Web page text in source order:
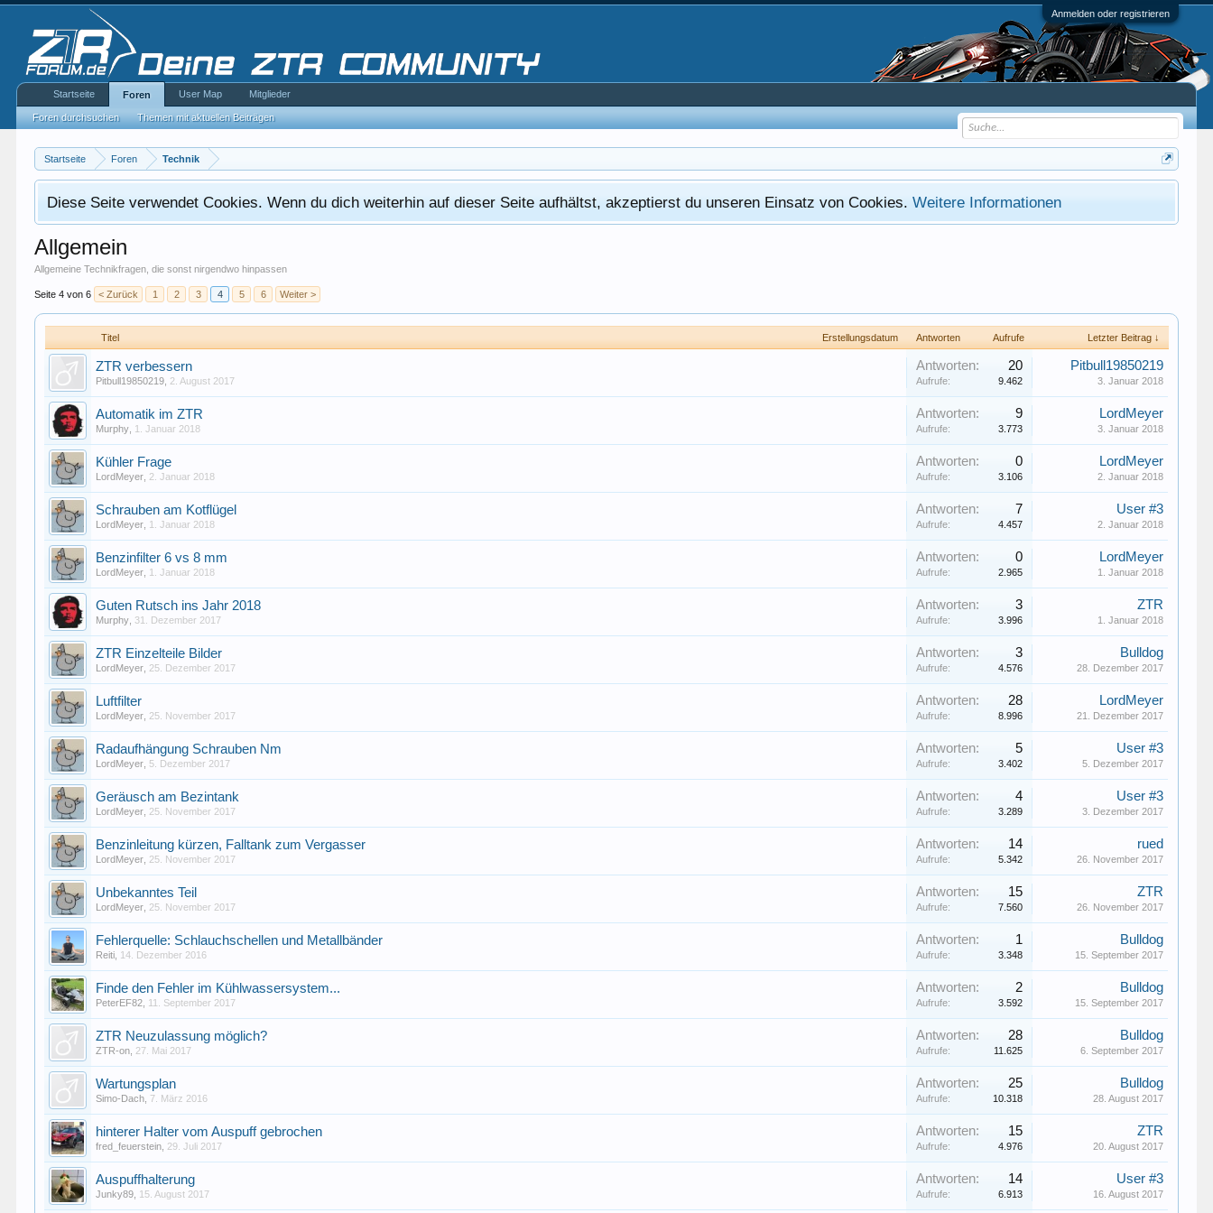
Anmelden oder registrieren
Startseite Foren Technik
Diese Seite verwendet Cookies. Wenn du dich weiterhin auf dieser Seite aufhältst, akzeptierst du unseren Einsatz von Cookies.Weitere Informationen
Allgemein
Allgemeine Technikfragen, die sonst nirgendwo hinpassen
Seite 4 von 6 < Zurück 1 2 3 4 5 6 Weiter >
Titel Erstellungsdatum Antworten Aufrufe Letzter Beitrag ↓
ZTR verbessern
Pitbull19850219 2. August 2017
Antworten: 20
Aufrufe: 9.462
Pitbull19850219
3. Januar 2018
Automatik im ZTR
Murphy 1. Januar 2018
Antworten: 9
Aufrufe: 3.773
LordMeyer
3. Januar 2018
Kühler Frage
LordMeyer 2. Januar 2018
Antworten: 0
Aufrufe: 3.106
LordMeyer
2. Januar 2018
Schrauben am Kotflügel
LordMeyer 1. Januar 2018
Antworten: 7
Aufrufe: 4.457
User #3
2. Januar 2018
Benzinfilter 6 vs 8 mm
LordMeyer 1. Januar 2018
Antworten: 0
Aufrufe: 2.965
LordMeyer
1. Januar 2018
Guten Rutsch ins Jahr 2018
Murphy 31. Dezember 2017
Antworten: 3
Aufrufe: 3.996
ZTR
1. Januar 2018
ZTR Einzelteile Bilder
LordMeyer 25. Dezember 2017
Antworten: 3
Aufrufe: 4.576
Bulldog
28. Dezember 2017
Luftfilter
LordMeyer 25. November 2017
Antworten: 28
Aufrufe: 8.996
LordMeyer
21. Dezember 2017
Radaufhängung Schrauben Nm
LordMeyer 5. Dezember 2017
Antworten: 5
Aufrufe: 3.402
User #3
5. Dezember 2017
Geräusch am Bezintank
LordMeyer 25. November 2017
Antworten: 4
Aufrufe: 3.289
User #3
3. Dezember 2017
Benzinleitung kürzen, Falltank zum Vergasser
LordMeyer 25. November 2017
Antworten: 14
Aufrufe: 5.342
rued
26. November 2017
Unbekanntes Teil
LordMeyer 25. November 2017
Antworten: 15
Aufrufe: 7.560
ZTR
26. November 2017
Fehlerquelle: Schlauchschellen und Metallbänder
Reiti 14. Dezember 2016
Antworten: 1
Aufrufe: 3.348
Bulldog
15. September 2017
Finde den Fehler im Kühlwassersystem...
PeterEF82 11. September 2017
Antworten: 2
Aufrufe: 3.592
Bulldog
15. September 2017
ZTR Neuzulassung möglich?
ZTR-on 27. Mai 2017
Antworten: 28
Aufrufe: 11.625
Bulldog
6. September 2017
Wartungsplan
Simo-Dach 7. März 2016
Antworten: 25
Aufrufe: 10.318
Bulldog
28. August 2017
hinterer Halter vom Auspuff gebrochen
fred_feuerstein 29. Juli 2017
Antworten: 15
Aufrufe: 4.976
ZTR
20. August 2017
Auspuffhalterung
Junky89 15. August 2017
Antworten: 14
Aufrufe: 6.913
User #3
16. August 2017
Startseite Foren
Foren durchsuchen Themen mit aktuellen Beiträgen
User Map Mitglieder